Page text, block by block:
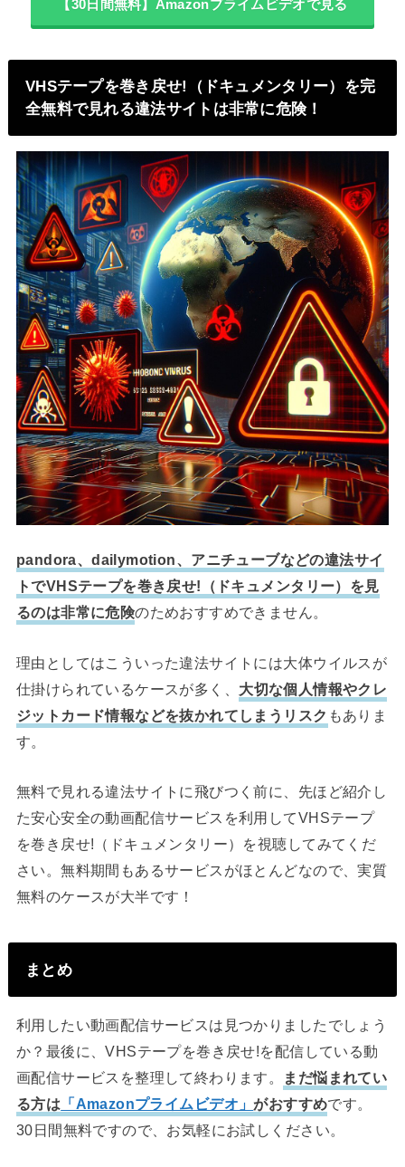
【30日間無料】Amazonプライムビデオで見る
VHSテープを巻き戻せ!（ドキュメンタリー）を完
全無料で見れる違法サイトは非常に危険！
pandora、dailymotion、アニチューブなどの違法サイ
トでVHSテープを巻き戻せ!（ドキュメンタリー）を見
るのは非常に危険のためおすすめできません。
理由としてはこういった違法サイトには大体ウイルスが
仕掛けられているケースが多く、 大切な個人情報やクレ
ジットカード情報などを抜かれてしまうリスク もありま
す。
無料で見れる違法サイトに飛びつく前に、先ほど紹介し
た安心安全の動画配信サービスを利用してVHSテープ
を巻き戻せ!（ドキュメンタリー）を視聴してみてくだ
さい。無料期間もあるサービスがほとんどなので、実質
無料のケースが大半です！
まとめ
利用したい動画配信サービスは見つかりましたでしょう
か？最後に、VHSテープを巻き戻せ!を配信している動
画配信サービスを整理して終わります。
まだ悩まれてい
る方は 「Amazonプライムビデオ」がおすすめです。
30日間無料ですので、お気軽にお試しください。